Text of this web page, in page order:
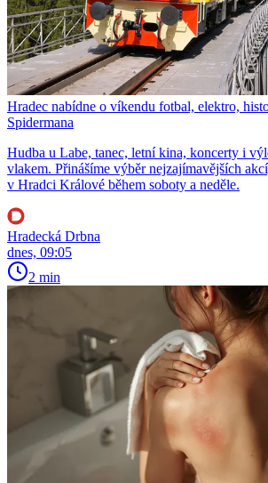
Hradec nabídne o víkendu fotbal, elektro,
Spidermana
Hudba u Labe, tanec, letní kina, koncerty i
vlakem. Přinášíme výběr nejzajímavějších
v Hradci Králové během soboty a neděle.
Hradecká Drbna
dnes, 09:05
2 min